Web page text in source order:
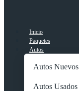
Inicio
Paquetes
Autos
Autos Nuevos
Autos Usados